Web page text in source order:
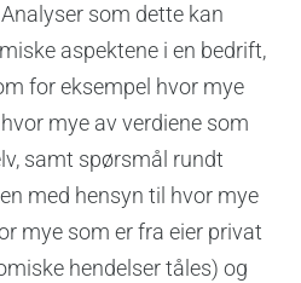
som dette kan
aspektene i en bedrift,
for eksempel hvor mye
mye av verdiene som
samt spørsmål rundt
med hensyn til hvor mye
mye som er fra eier privat
hendelser tåles) og